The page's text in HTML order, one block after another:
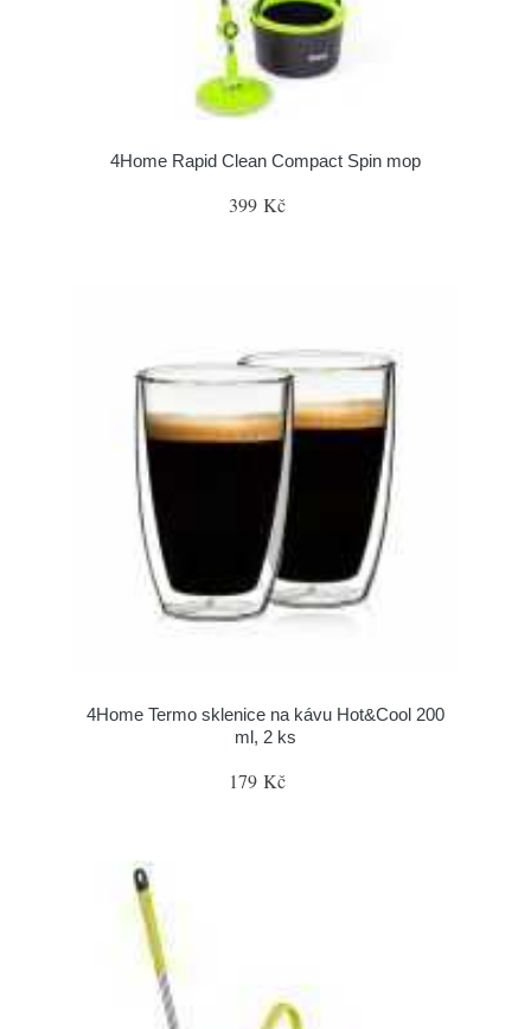
4Home Rapid Clean Compact Spin mop
399 Kč
4Home Termo sklenice na kávu Hot&Cool 200
ml, 2 ks
179 Kč